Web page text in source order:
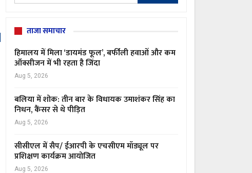
ताजा समाचार
हिमालय में मिला ‘डायमंड फूल’, बर्फीली हवाओं और कम
ऑक्सीजन में भी रहता है जिंदा
Aug 5, 2026
बलिया में शोक: तीन बार के विधायक उमाशंकर सिंह का
निधन, कैंसर से थे पीड़ित
Aug 5, 2026
सीसीएल में सैप/ ईआरपी के एचसीएम मॉड्यूल पर
प्रशिक्षण कार्यक्रम आयोजित
Aug 5, 2026